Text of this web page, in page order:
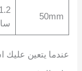
50mm
عندما يتعين